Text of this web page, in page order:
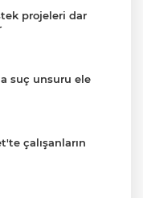
projeleri dar
suç unsuru ele
çalışanların